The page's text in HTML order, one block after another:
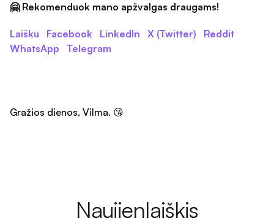
🤗 Rekomenduok mano apžvalgas draugams!
Laišku Facebook LinkedIn X (Twitter)
Reddit
WhatsApp
Telegram
Gražios dienos, Vilma. 😘
Naujienlaiškis